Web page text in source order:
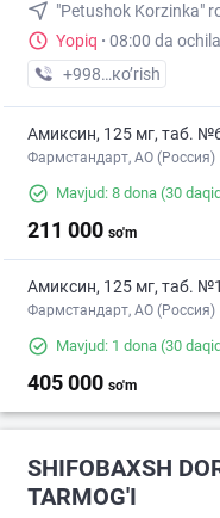
"Petushok Korzinka"
Yopiq · 08:00 da
+998 (97) XXX-XX-XX
кo’rish
Амиксин, 125 мг, таб.
Фармстандарт, АО (Россия)
Mavjud: 8 dona (30
211 000 so'm
Амиксин, 125 мг, таб.
Фармстандарт, АО (Россия)
Mavjud: 1 dona (30
405 000 so'm
SHIFOBAXSH
TARMOG'I